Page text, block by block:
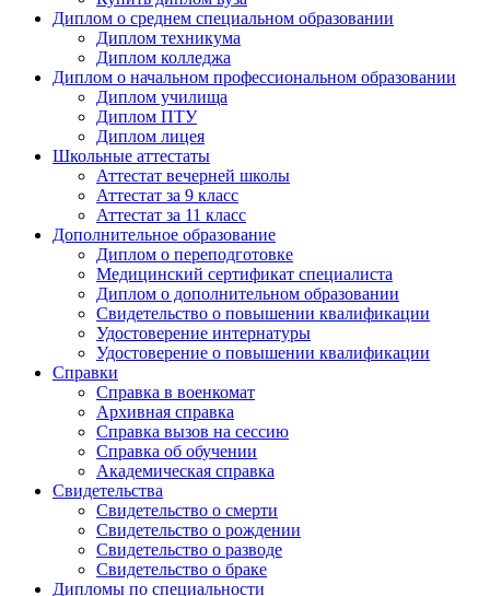
Диплом о среднем специальном образовании
Диплом техникума
Диплом колледжа
Диплом о начальном профессиональном oбразовании
Диплом училища
Диплом ПТУ
Диплом лицея
Школьные аттестаты
Аттестат вечерней школы
Аттестат за 9 класс
Аттестат за 11 класс
Дополнительное образование
Диплом о переподготовке
Медицинский сертификат специалиста
Диплом о дополнительном образовании
Свидетельство о повышении квалификации
Удостоверение интернатуры
Удостоверение о повышении квалификации
Справки
Справка в военкомат
Архивная справка
Справка вызов на сессию
Справка об обучении
Академическая справка
Свидетельства
Свидетельство о смерти
Свидетельство о рождении
Свидетельство о разводе
Свидетельство о браке
Дипломы по специальности